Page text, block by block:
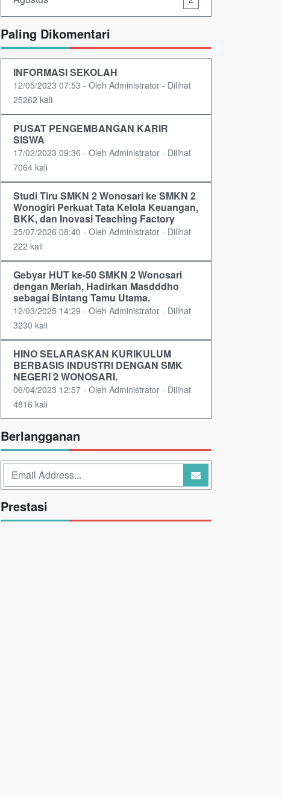
Paling Dikomentari
INFORMASI SEKOLAH
12/05/2023 07:53 - Oleh Administrator - Dilihat
25262 kali
PUSAT PENGEMBANGAN KARIR
SISWA
17/02/2023 09:36 - Oleh Administrator - Dilihat
7064 kali
Studi Tiru SMKN 2 Wonosari ke SMKN 2
Wonogiri Perkuat Tata Kelola Keuangan,
BKK, dan Inovasi Teaching Factory
25/07/2026 08:40 - Oleh Administrator - Dilihat
222 kali
Gebyar HUT ke-50 SMKN 2 Wonosari
dengan Meriah, Hadirkan Masdddho
sebagai Bintang Tamu Utama.
12/03/2025 14:29 - Oleh Administrator - Dilihat
3230 kali
HINO SELARASKAN KURIKULUM
BERBASIS INDUSTRI DENGAN SMK
NEGERI 2 WONOSARI.
06/04/2023 12:57 - Oleh Administrator - Dilihat
4816 kali
Berlangganan
Prestasi